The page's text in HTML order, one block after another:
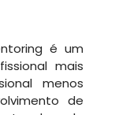
é um
mais
menos
de